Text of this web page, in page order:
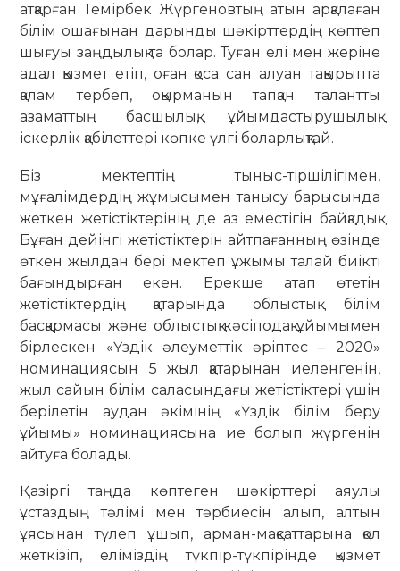
атқарған Темірбек Жүргеновтың атын арқалаған
білім ошағынан дарынды шәкірттердің көптеп
шығуы заңдылық та болар. Туған елі мен жеріне
адал қызмет етіп, оған қоса сан алуан тақырыпта
қалам тербеп, оқырманын тапқан талантты
азаматтың басшылық, ұйымдастырушылық,
іскерлік қабілеттері көпке үлгі боларлықтай.
Біз мектептің тыныс-тіршілігімен,
мұғалімдердің жұмысымен танысу барысында
жеткен жетістіктерінің де аз еместігін байқадық.
Бұған дейінгі жетістіктерін айтпағанның өзінде
өткен жылдан бері мектеп ұжымы талай биікті
бағындырған екен. Ерекше атап өтетін
жетістіктердің қатарында облыстық білім
басқармасы және облыстық кәсіподақ ұйымымен
бірлескен «Үздік әлеуметтік әріптес – 2020»
номинациясын 5 жыл қатарынан иеленгенін,
жыл сайын білім саласындағы жетістіктері үшін
берілетін аудан әкімінің «Үздік білім беру
ұйымы» номинациясына ие болып жүргенін
айтуға болады.
Қазіргі таңда көптеген шәкірттері аяулы
ұстаздың тәлімі мен тәрбиесін алып, алтын
ұясынан түлеп ұшып, арман-мақсаттарына қол
жеткізіп, еліміздің түкпір-түкпірінде қызмет